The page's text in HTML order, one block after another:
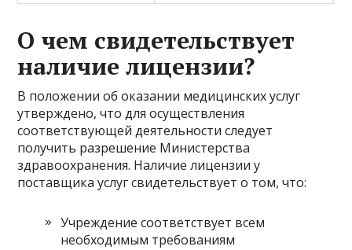
О чем свидетельствует
наличие лицензии?
В положении об оказании медицинских услуг
утверждено, что для осуществления
соответствующей деятельности следует
получить разрешение Министерства
здравоохранения. Наличие лицензии у
поставщика услуг свидетельствует о том, что:
Учреждение соответствует всем
необходимым требованиям